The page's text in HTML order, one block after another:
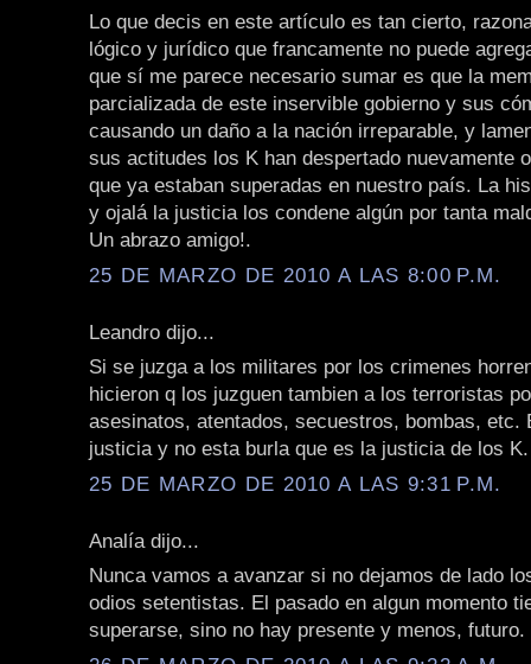
Lo que decis en este artículo es tan cierto,
lógico y jurídico que francamente no puede
que sí me parece necesario sumar es que la
parcializada de este inservible gobierno y sus
causando un daño a la nación irreparable, y
sus actitudes los K han despertado nuevamente
que ya estaban superadas en nuestro país. La
y ojalá la justicia los condene algún por tanta
Un abrazo amigo!.
25 DE MARZO DE 2010 A LAS 8:00 P.M.
Leandro dijo...
Si se juzga a los militares por los crimenes
hicieron q los juzguen tambien a los terroristas
asesinatos, atentados, secuestros, bombas, etc.
justicia y no esta burla que es la justicia de los K.
25 DE MARZO DE 2010 A LAS 9:31 P.M.
Analía dijo...
Nunca vamos a avanzar si no dejamos de lado
odios setentistas. El pasado en algun momento
superarse, sino no hay presente y menos, futuro.